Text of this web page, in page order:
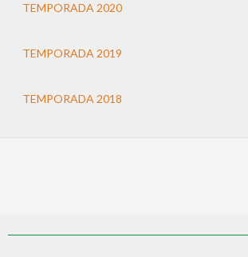
TEMPORADA 2020
TEMPORADA 2019
TEMPORADA 2018